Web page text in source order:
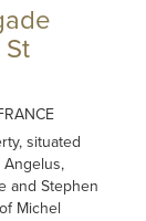
situated
Angelus,
and Stephen
Michel